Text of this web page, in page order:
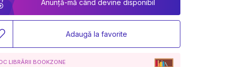
Anunță-mă când devine disponibil
Adaugă la favorite
LIBRĂRII BOOKZONE